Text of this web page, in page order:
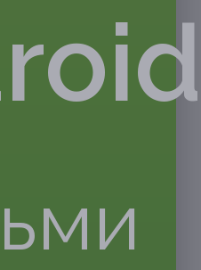
администрация
отказать ему
на другие
ПОЛУЧЕНИЯ